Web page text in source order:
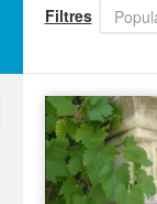
Filtres